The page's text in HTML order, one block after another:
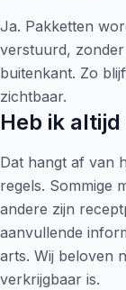
Ja. Pakketten
verstuurd,
buitenkant. Zo
zichtbaar.
Heb ik
Dat hangt af van
regels. Sommige
andere zijn
aanvullende
arts. Wij beloven
verkrijgbaar is.